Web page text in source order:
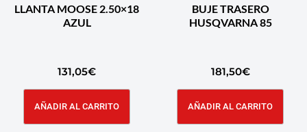
LLANTA MOOSE 2.50×18
AZUL
131,05€
AÑADIR AL CARRITO
BUJE TRASERO
HUSQVARNA 85
181,50€
AÑADIR AL CARRITO